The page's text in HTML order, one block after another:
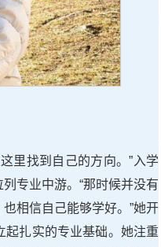
里找到自己的方向。”入学
专业中游。“那时候并没有
相信自己能够学好。”她开
起扎实的专业基础。她注重